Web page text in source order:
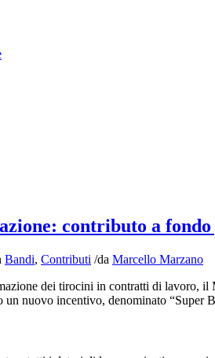
contributo a
Bandi, Contributi /da Marcello Marzano
dei tirocini in contratti di lavoro, il
un nuovo incentivo, denominato “Super